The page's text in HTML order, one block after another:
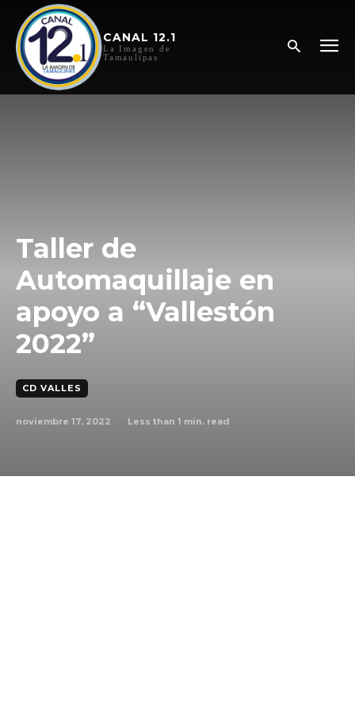
CANAL 12.1
La Imagen de
Tamaulipas
Taller de
Automaquillaje en
apoyo a “Vallestón
2022”
CD VALLES
noviembre 17, 2022 Less than 1 min. read